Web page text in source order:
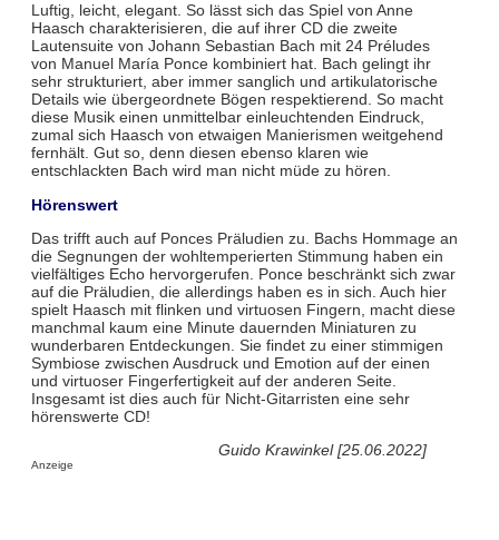
Luftig, leicht, elegant. So lässt sich das Spiel von Anne
Haasch charakterisieren, die auf ihrer CD die zweite
Lautensuite von Johann Sebastian Bach mit 24 Préludes
von Manuel María Ponce kombiniert hat. Bach gelingt ihr
sehr strukturiert, aber immer sanglich und artikulatorische
Details wie übergeordnete Bögen respektierend. So macht
diese Musik einen unmittelbar einleuchtenden Eindruck,
zumal sich Haasch von etwaigen Manierismen weitgehend
fernhält. Gut so, denn diesen ebenso klaren wie
entschlackten Bach wird man nicht müde zu hören.
Hörenswert
Das trifft auch auf Ponces Präludien zu. Bachs Hommage an
die Segnungen der wohltemperierten Stimmung haben ein
vielfältiges Echo hervorgerufen. Ponce beschränkt sich zwar
auf die Präludien, die allerdings haben es in sich. Auch hier
spielt Haasch mit flinken und virtuosen Fingern, macht diese
manchmal kaum eine Minute dauernden Miniaturen zu
wunderbaren Entdeckungen. Sie findet zu einer stimmigen
Symbiose zwischen Ausdruck und Emotion auf der einen
und virtuoser Fingerfertigkeit auf der anderen Seite.
Insgesamt ist dies auch für Nicht-Gitarristen eine sehr
hörenswerte CD!
Guido Krawinkel [25.06.2022]
Anzeige